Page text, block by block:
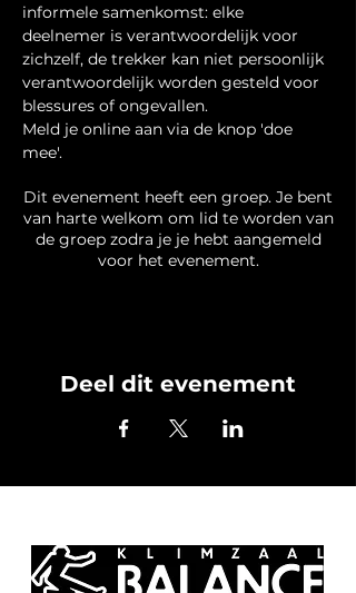
informele samenkomst: elke
deelnemer is verantwoordelijk voor
zichzelf, de trekker kan niet persoonlijk
verantwoordelijk worden gesteld voor
blessures of ongevallen.
Meld je online aan via de knop 'doe
mee'.
Dit evenement heeft een groep. Je bent
van harte welkom om lid te worden van
de groep zodra je je hebt aangemeld
voor het evenement.
Deel dit evenement